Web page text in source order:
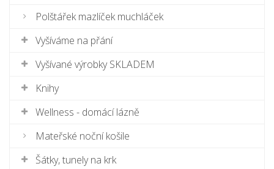
Polštářek mazlíček muchláček
Vyšíváme na přání
Vyšívané výrobky SKLADEM
Knihy
Wellness - domácí lázně
Mateřské noční košile
Šátky, tunely na krk